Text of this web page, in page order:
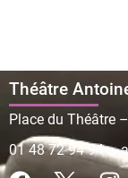
Théâtre
Place du Théâtre
01 48 72 94 94–